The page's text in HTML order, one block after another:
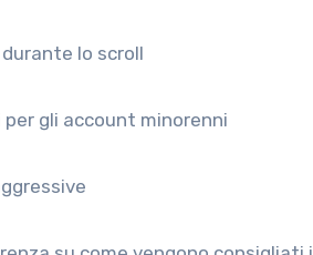
durante lo scroll
per gli account minorenni